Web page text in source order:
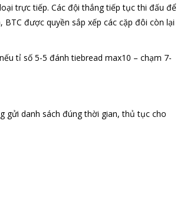
trực tiếp. Các đội thắng tiếp tục thi đấu để
được quyền sắp xếp các cặp đôi còn lại
tỉ số 5-5 đánh tiebread max10 – chạm 7-
gửi danh sách đúng thời gian, thủ tục cho